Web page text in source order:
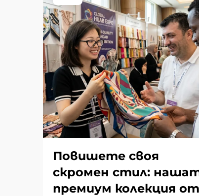
Повишете своя
скромен стил:
премиум колекция от